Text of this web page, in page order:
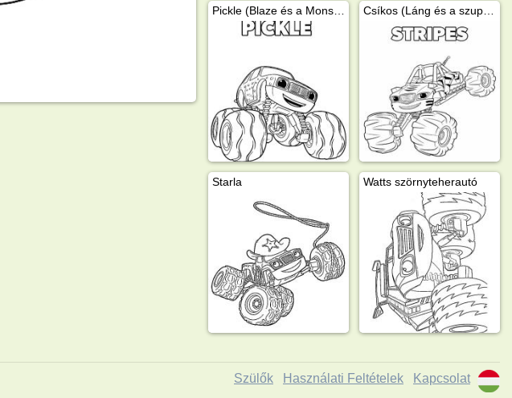
Pickle (Blaze és a Monster trucks) Csíkos (Láng és a szuperverdák)
Starla Watts szörnyteherautó
Szülők Használati Feltételek Kapcsolat